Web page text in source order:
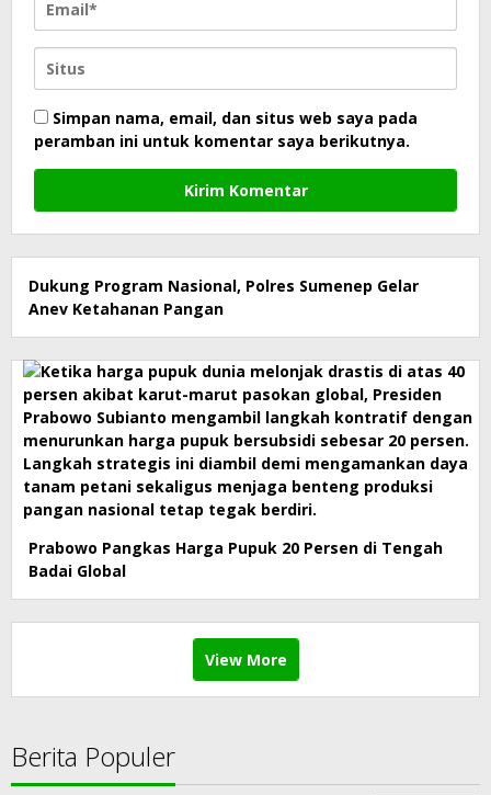
Simpan nama, email, dan situs web saya pada
peramban ini untuk komentar saya berikutnya.
Dukung Program Nasional, Polres Sumenep Gelar
Anev Ketahanan Pangan
Prabowo Pangkas Harga Pupuk 20 Persen di Tengah
Badai Global
View More
Berita Populer